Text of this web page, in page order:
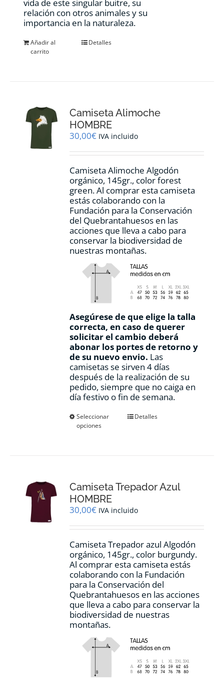
vida de este singular buitre, su
relación con otros animales y su
importancia en la naturaleza.
Añadir al
carrito
Detalles
Camiseta Alimoche
HOMBRE
30,00€ IVA incluido
Camiseta Alimoche Algodón
orgánico, 145gr., color forest
green. Al comprar esta camiseta
estás colaborando con la
Fundación para la Conservación
del Quebrantahuesos en las
acciones que lleva a cabo para
conservar la biodiversidad de
nuestras montañas.
Asegúrese de que elige la talla
correcta, en caso de querer
solicitar el cambio deberá
abonar los portes de retorno y
de su nuevo envio. Las
camisetas se sirven 4 días
después de la realización de su
pedido, siempre que no caiga en
día festivo o fin de semana.
Seleccionar
opciones
Este
se
elegir
la
de
producto
Detalles
Camiseta Trepador Azul
HOMBRE
30,00€ IVA incluido
Camiseta Trepador azul Algodón
orgánico, 145gr., color burgundy.
Al comprar esta camiseta estás
colaborando con la Fundación
para la Conservación del
Quebrantahuesos en las acciones
que lleva a cabo para conservar la
biodiversidad de nuestras
montañas.